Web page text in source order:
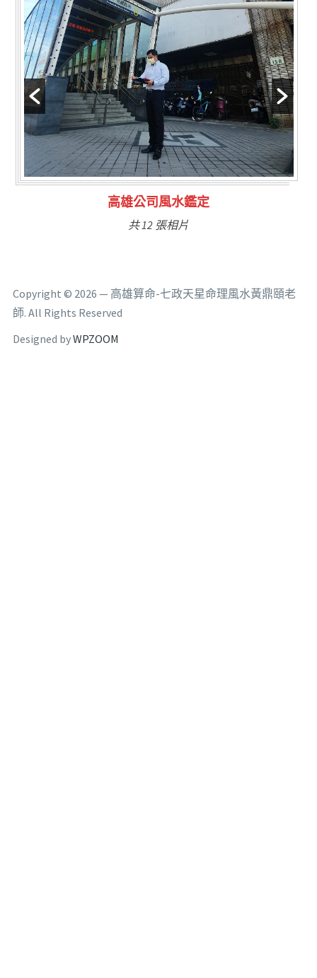
林氏福主量子生基造命
共 6 張相片
Copyright © 2026 — 高雄算命-七政天星命理風水黃鼎頤老
師. All Rights Reserved
Designed byWPZOOM